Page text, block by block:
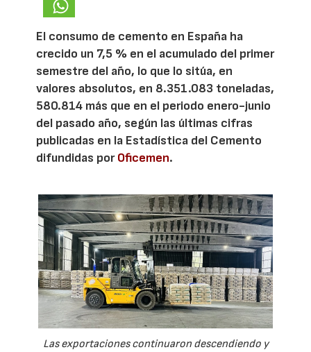
El consumo de cemento en España ha
crecido un 7,5 % en el acumulado del primer
semestre del año, lo que lo sitúa, en
valores absolutos, en 8.351.083 toneladas,
580.814 más que en el periodo enero-junio
del pasado año, según las últimas cifras
publicadas en la Estadística del Cemento
difundidas porOficemen.
Las exportaciones continuaron descendiendo y